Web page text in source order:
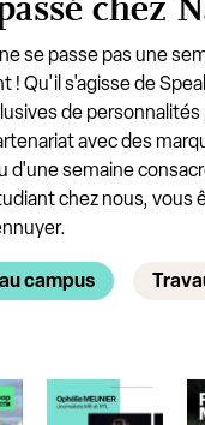
se passe pas une
! Qu'il s'agisse de
de personnalités
avec des
d'une semaine
chez nous, vous
campus